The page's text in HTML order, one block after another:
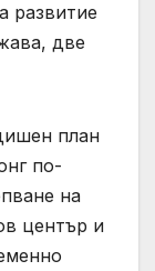
развитие
две
план
по-
на
център и